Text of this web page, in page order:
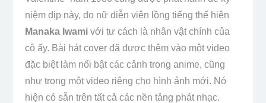
niệm dịp này, do nữ diễn viên lồng tiếng thể hiện
Manaka Iwamivới tư cách là nhân vật chính của
cô ấy. Bài hát cover đã được thêm vào một video
đặc biệt làm nổi bật các cảnh trong anime, cũng
như trong một video riêng cho hình ảnh mới. Nó
hiện có sẵn trên tất cả các nền tảng phát nhạc.